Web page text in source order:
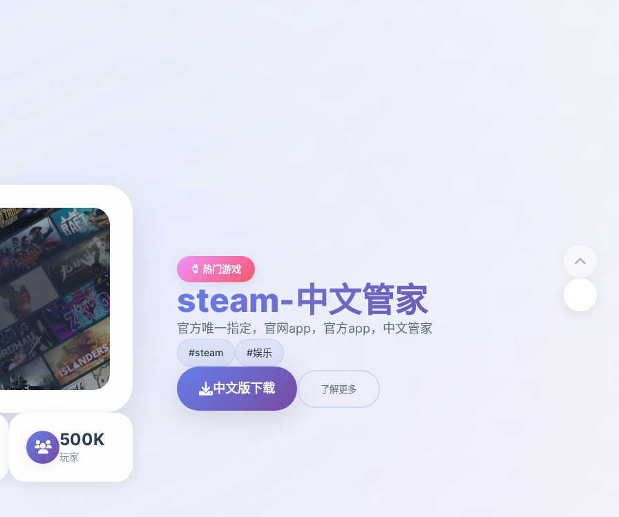
500K
玩家
🧷 热门游戏
steam-中文管家
官方唯一指定，官网app，官方app，中文管家
#steam #娱乐
中文版下载 了解更多